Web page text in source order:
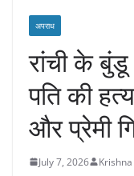
अपराध
रांची के
पति की
और प्रेमी
July 7, 2026